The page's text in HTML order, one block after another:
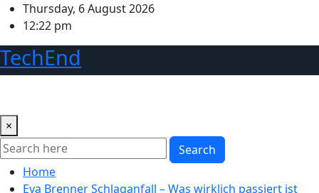
Skip
to
content
Thursday, 6 August 2026
12:22 pm
TechEnd
×
Search
Home
Eva Brenner Schlaganfall – Was wirklich passiert ist